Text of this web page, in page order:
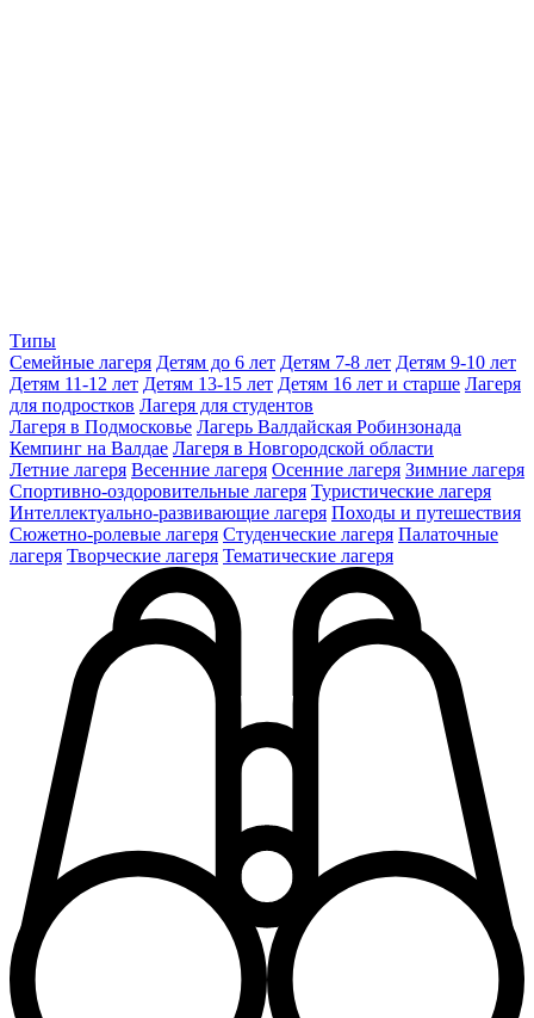
Типы
Семейные лагеря Детям до 6 лет Детям 7-8 лет Детям 9-10 лет
Детям 11-12 лет Детям 13-15 лет Детям 16 лет и старше Лагеря
для подростков Лагеря для студентов
Лагеря в Подмосковье Лагерь Валдайская Робинзонада
Кемпинг на Валдае Лагеря в Новгородской области
Летние лагеря Весенние лагеря Осенние лагеря Зимние лагеря
Спортивно-оздоровительные лагеря Туристические лагеря
Интеллектуально-развивающие лагеря Походы и путешествия
Сюжетно-ролевые лагеря Студенческие лагеря Палаточные
лагеря Творческие лагеря Тематические лагеря